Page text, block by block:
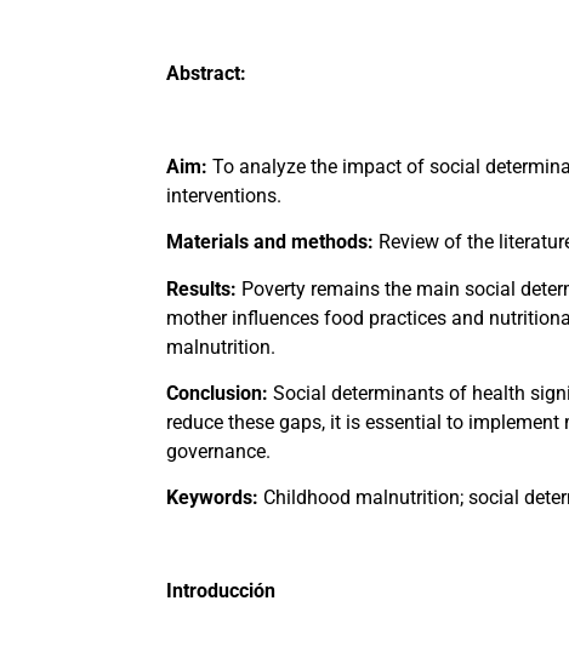
Abstract:
Aim: To analyze the impact of social
interventions.
Materials and methods: Review of the
Results: Poverty remains the main social
mother influences food practices and
malnutrition.
Conclusion: Social determinants of health
reduce these gaps, it is essential to
governance.
Keywords: Childhood malnutrition; social
Introducción